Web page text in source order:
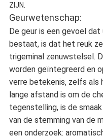
ZIJN.
Geurwetenschap:
De geur is een gevoel
bestaat, is dat het reuk
trigeminal zenuwstelsel.
worden geïntegreerd en
verre betekenis, zelfs als
lange afstand is om de
tegenstelling, is de
van de stemming van de
een onderzoek: